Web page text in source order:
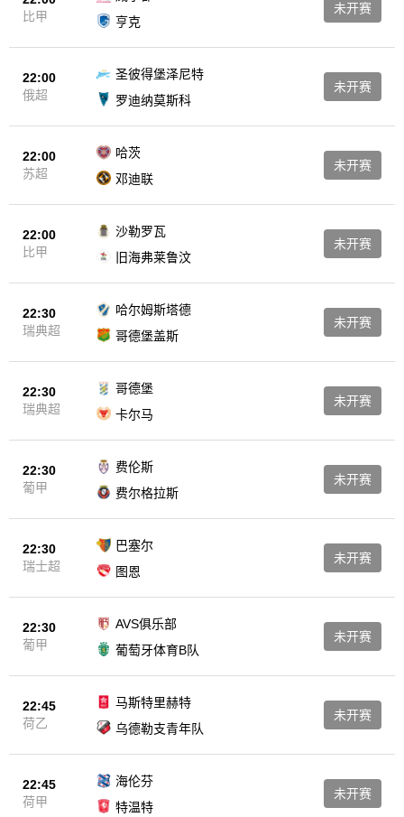
比甲
亨克
未开赛
22:00
俄超
圣彼得堡泽尼特
罗迪纳莫斯科
未开赛
22:00
苏超
哈茨
邓迪联
未开赛
22:00
比甲
沙勒罗瓦
旧海弗莱鲁汶
未开赛
22:30
瑞典超
哈尔姆斯塔德
哥德堡盖斯
未开赛
22:30
瑞典超
哥德堡
卡尔马
未开赛
22:30
葡甲
费伦斯
费尔格拉斯
未开赛
22:30
瑞士超
巴塞尔
图恩
未开赛
22:30
葡甲
AVS俱乐部
葡萄牙体育B队
未开赛
22:45
荷乙
马斯特里赫特
乌德勒支青年队
未开赛
22:45
荷甲
海伦芬
特温特
未开赛